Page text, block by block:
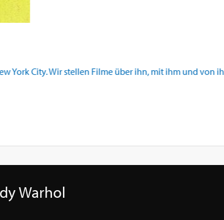
York City. Wir stellen Filme über ihn, mit ihm und von
Warhol